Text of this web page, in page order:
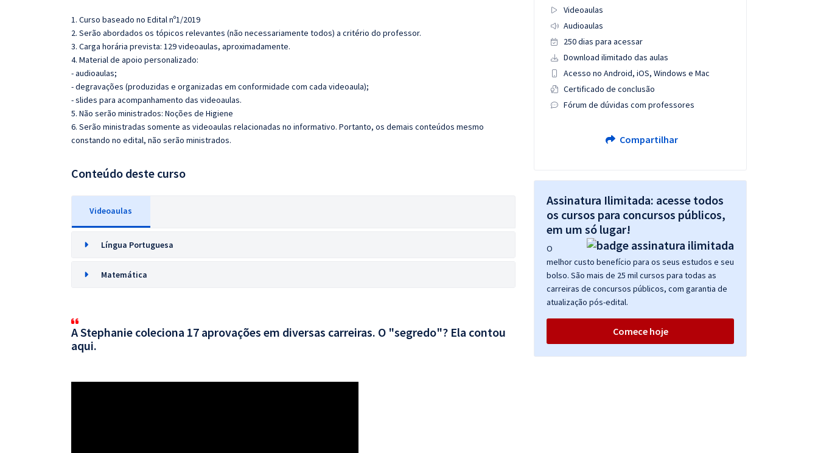
1. Curso baseado no Edital nº1/2019
2. Serão abordados os tópicos relevantes (não necessariamente todos) a critério do professor.
3. Carga horária prevista: 129 videoaulas, aproximadamente.
4. Material de apoio personalizado:
- audioaulas;
- degravações (produzidas e organizadas em conformidade com cada videoaula);
- slides para acompanhamento das videoaulas.
5. Não serão ministrados: Noções de Higiene
6. Serão ministradas somente as videoaulas relacionadas no informativo. Portanto, os demais conteúdos mesmo
constando no edital, não serão ministrados.
Conteúdo deste curso
Videoaulas
Língua Portuguesa
Matemática
A Stephanie coleciona 17 aprovações em diversas carreiras. O "segredo"? Ela contou
aqui.
Videoaulas
Audioaulas
250 dias para acessar
Download ilimitado das aulas
Acesso no Android, iOS, Windows e Mac
Certificado de conclusão
Fórum de dúvidas com professores
Compartilhar
Assinatura Ilimitada: acesse todos
os cursos para concursos públicos,
em um só lugar!
O
melhor custo benefício para os seus estudos e seu
bolso. São mais de 25 mil cursos para todas as
carreiras de concursos públicos, com garantia de
atualização pós-edital.
Comece hoje